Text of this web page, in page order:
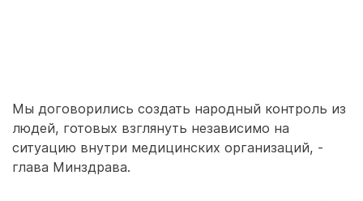
Мы договорились создать народный контроль из
людей, готовых взглянуть независимо на
ситуацию внутри медицинских организаций, -
глава Минздрава.